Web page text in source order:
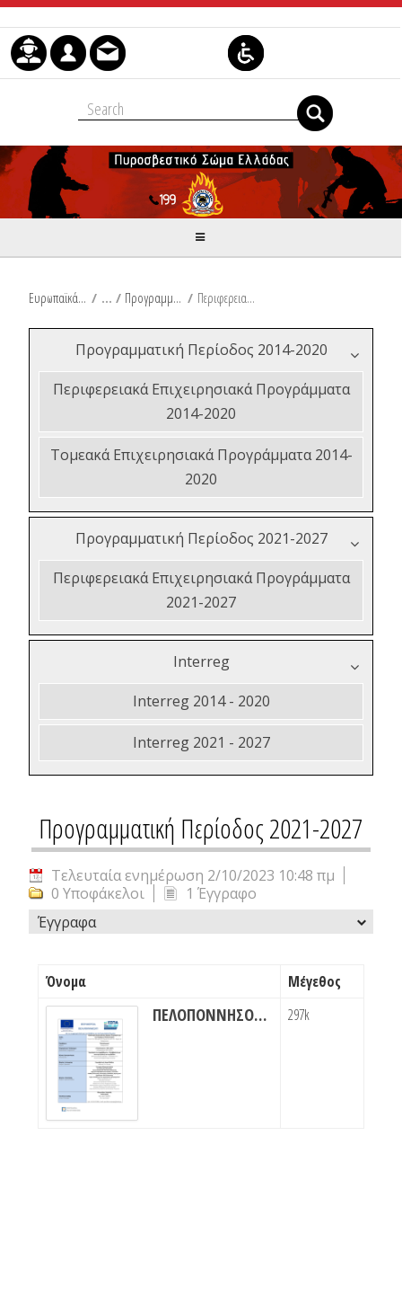
Μετάβαση στο περιεχόμενο
Ευρωπαϊκά & Αναπτυξιακά Προγράμματα / Προγραμματική Περίοδος 2021-2027 / Περιφερειακά Επιχειρησιακά Προγράμματα 2021-2027
Προγραμματική Περίοδος 2014-2020
Περιφερειακά Επιχειρησιακά Προγράμματα
2014-2020
Τομεακά Επιχειρησιακά Προγράμματα 2014-
2020
Προγραμματική Περίοδος 2021-2027
Περιφερειακά Επιχειρησιακά Προγράμματα
2021-2027
Interreg
Interreg 2014 - 2020
Interreg 2021 - 2027
Προγραμματική Περίοδος 2021-2027
Τελευταία ενημέρωση 2/10/2023 10:48 πμ
0 Υποφάκελοι
1 Έγγραφο
Έγγραφα
Όνομα Μέγεθος
ΠΕΛΟΠΟΝΝΗΣΟΣ 2021-2027 297k